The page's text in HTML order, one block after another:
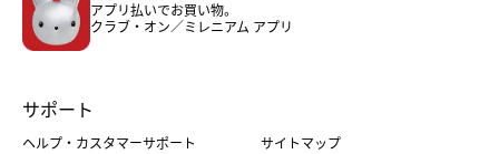
ホーム・キッチン＆アート
アプリ払いでお買い物。
クラブ・オン／ミレニアム アプリ
サポート
ヘルプ・カスタマーサポート サイトマップ